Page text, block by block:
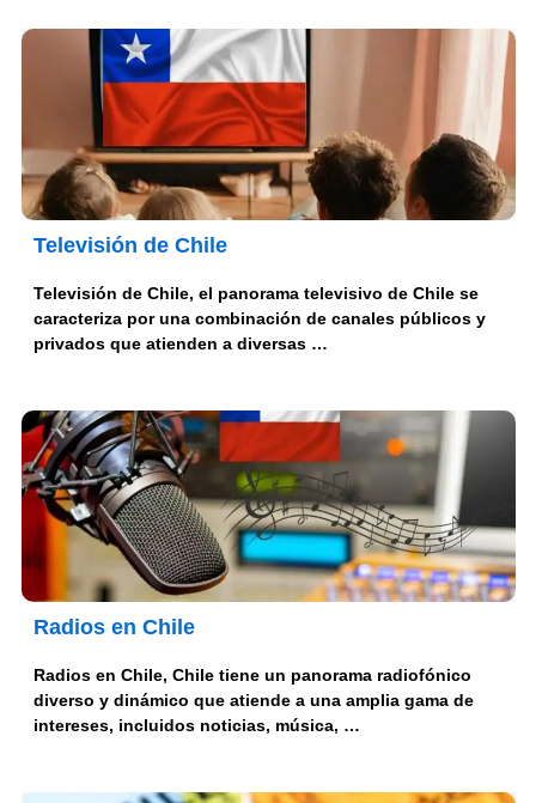
Televisión de Chile
Televisión de Chile, el panorama televisivo de Chile se
caracteriza por una combinación de canales públicos y
privados que atienden a diversas …
Radios en Chile
Radios en Chile, Chile tiene un panorama radiofónico
diverso y dinámico que atiende a una amplia gama de
intereses, incluidos noticias, música, …